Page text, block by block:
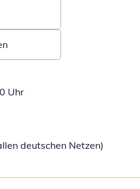
Uhr
deutschen Netzen)